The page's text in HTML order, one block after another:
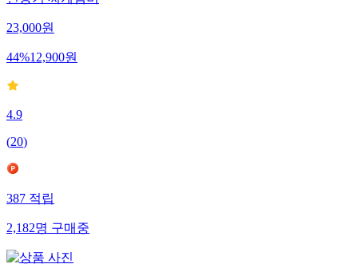
23,000원
44%12,900원
4.9
(20)
387적립
2,182명구매중